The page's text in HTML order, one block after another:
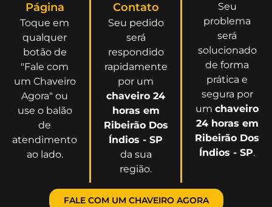
Página
Toque em
qualquer
botão de
"Fale com
um Chaveiro
Agora" ou
use o balão
de
atendimento
ao lado.
Contato
Seu pedido
será
respondido
rapidamente
por um
chaveiro 24
horas em
Ribeirão Dos
Índios - SP
da sua
região.
Seu
problema
será
solucionado
de forma
prática e
segura por
umchaveiro
24 horas em
Ribeirão Dos
Índios - SP.
FALE COM UM CHAVEIRO AGORA